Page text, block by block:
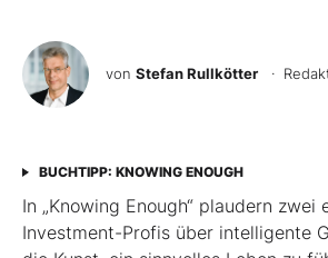
von Stefan Rullkötter ·
BUCHTIPP: KNOWING ENOUGH
In „Knowing Enough“ plaudern zwei
Investment-Profis über intelligente